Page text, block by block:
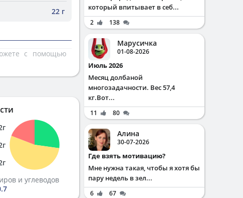
22 г
с помощью
г
г
г
и углеводов
который впитывает в себ...
2 138
Марусичка
01-08-2026
Июль 2026
Месяц долбаной
многозадачности. Вес 57,4
кг.Вот...
11 80
Алина
30-07-2026
Где взять мотивацию?
Мне нужна такая, чтобы я хотя бы
пару недель в зел...
6
67